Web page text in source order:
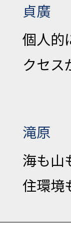
貞廣
個人的
クセス
滝原
海も山
住環境